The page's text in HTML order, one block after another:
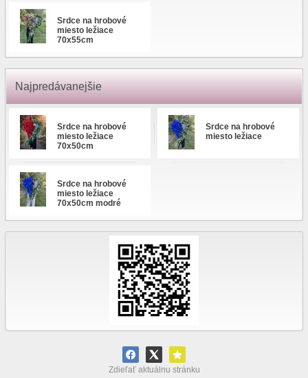
Srdce na hrobové
miesto ležiace
70x55cm
Najpredávanejšie
Srdce na hrobové
miesto ležiace
70x50cm
Srdce na hrobové
miesto ležiace
Srdce na hrobové
miesto ležiace
70x50cm modré
Zdieľať aktuálnu stránku